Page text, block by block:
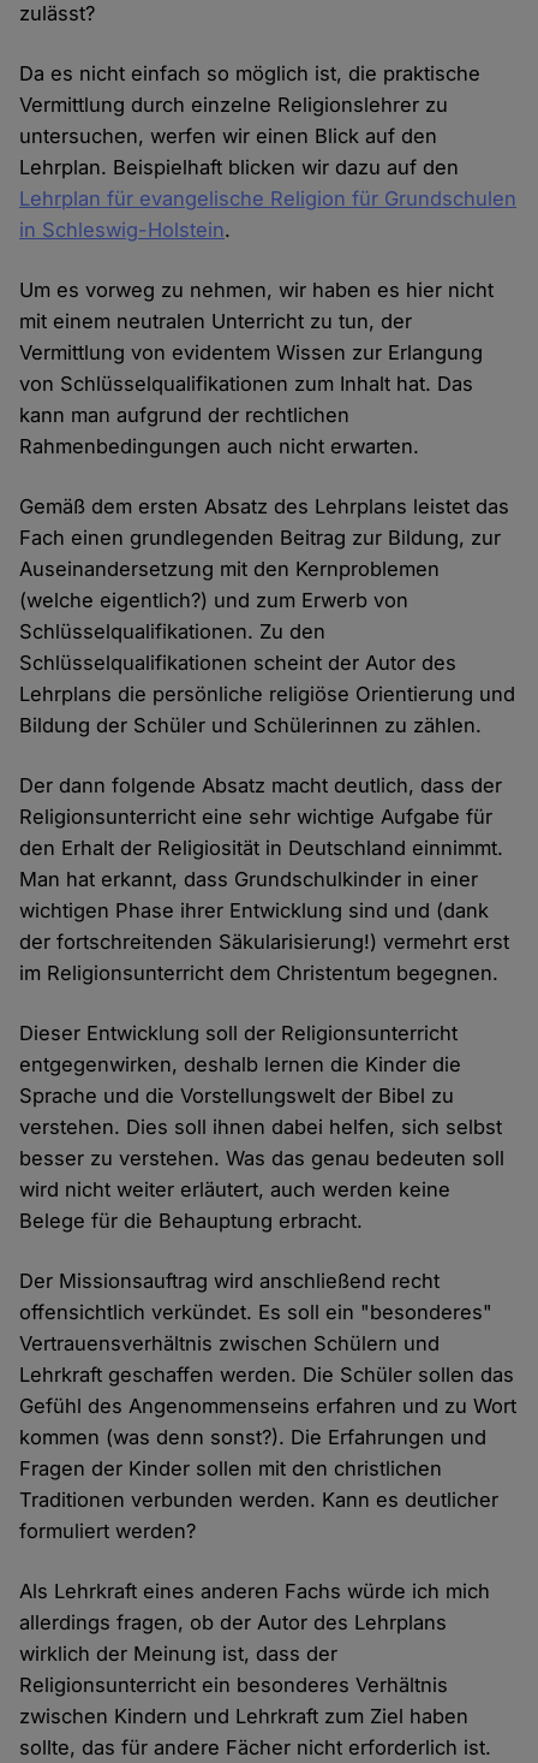
zulässt?
Da es nicht einfach so möglich ist, die praktische
Vermittlung durch einzelne Religionslehrer zu
untersuchen, werfen wir einen Blick auf den
Lehrplan. Beispielhaft blicken wir dazu auf den
Lehrplan für evangelische Religion für Grundschulen
in Schleswig-Holstein.
Um es vorweg zu nehmen, wir haben es hier nicht
mit einem neutralen Unterricht zu tun, der
Vermittlung von evidentem Wissen zur Erlangung
von Schlüsselqualifikationen zum Inhalt hat. Das
kann man aufgrund der rechtlichen
Rahmenbedingungen auch nicht erwarten.
Gemäß dem ersten Absatz des Lehrplans leistet das
Fach einen grundlegenden Beitrag zur Bildung, zur
Auseinandersetzung mit den Kernproblemen
(welche eigentlich?) und zum Erwerb von
Schlüsselqualifikationen. Zu den
Schlüsselqualifikationen scheint der Autor des
Lehrplans die persönliche religiöse Orientierung und
Bildung der Schüler und Schülerinnen zu zählen.
Der dann folgende Absatz macht deutlich, dass der
Religionsunterricht eine sehr wichtige Aufgabe für
den Erhalt der Religiosität in Deutschland einnimmt.
Man hat erkannt, dass Grundschulkinder in einer
wichtigen Phase ihrer Entwicklung sind und (dank
der fortschreitenden Säkularisierung!) vermehrt erst
im Religionsunterricht dem Christentum begegnen.
Dieser Entwicklung soll der Religionsunterricht
entgegenwirken, deshalb lernen die Kinder die
Sprache und die Vorstellungswelt der Bibel zu
verstehen. Dies soll ihnen dabei helfen, sich selbst
besser zu verstehen. Was das genau bedeuten soll
wird nicht weiter erläutert, auch werden keine
Belege für die Behauptung erbracht.
Der Missionsauftrag wird anschließend recht
offensichtlich verkündet. Es soll ein "besonderes"
Vertrauensverhältnis zwischen Schülern und
Lehrkraft geschaffen werden. Die Schüler sollen das
Gefühl des Angenommenseins erfahren und zu Wort
kommen (was denn sonst?). Die Erfahrungen und
Fragen der Kinder sollen mit den christlichen
Traditionen verbunden werden. Kann es deutlicher
formuliert werden?
Als Lehrkraft eines anderen Fachs würde ich mich
allerdings fragen, ob der Autor des Lehrplans
wirklich der Meinung ist, dass der
Religionsunterricht ein besonderes Verhältnis
zwischen Kindern und Lehrkraft zum Ziel haben
sollte, das für andere Fächer nicht erforderlich ist.